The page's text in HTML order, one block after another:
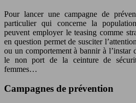
Pour lancer une campagne de
particulier qui concerne la
peuvent employer le teasing comme
en question permet de susciter
ou un comportement à bannir à l’instar
le non port de la ceinture de
femmes…
Campagnes de prévention